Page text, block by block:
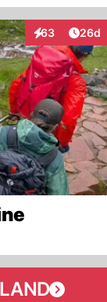
63
Interaktionen
26d